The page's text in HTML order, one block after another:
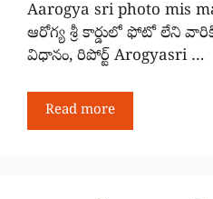
Aarogya sri photo mis
ఆరోగ్య శ్రీ కార్డులో ఫోటో లేని
విధానం, రిపోర్ట్ Arogyasri …
Read more